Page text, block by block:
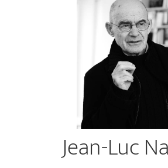
Jean-Luc